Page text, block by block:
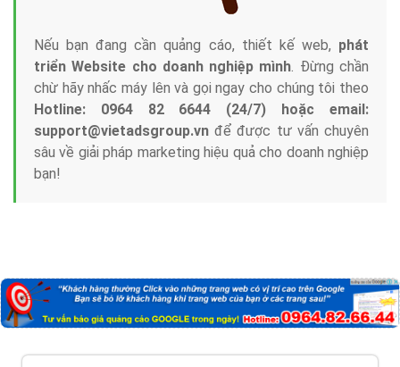
trung tâm marketing online uy tín hàng năm, luôn
lượng.
Nếu bạn đang cần quảng cáo, thiết kế web,phát